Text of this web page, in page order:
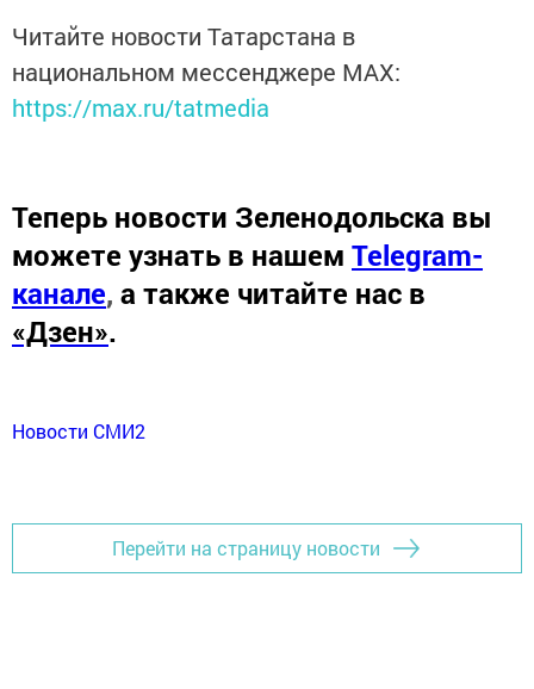
Читайте новости Татарстана в
национальном мессенджере MАХ:
https://max.ru/tatmedia
Теперь новости Зеленодольска вы
можете узнать в нашем Telegram-
канале, а также читайте нас в
«Дзен».
Новости СМИ2
Перейти на страницу новости